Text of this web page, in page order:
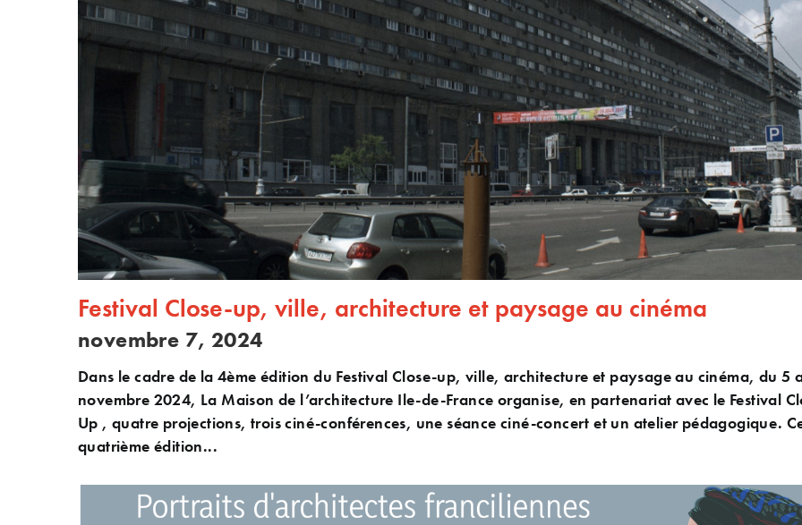
Festival Close-up, ville, architecture et paysage au cinéma
novembre 7, 2024
Dans le cadre de la 4ème édition du Festival Close-up, ville, architecture et paysage au cinéma, du 5
novembre 2024, La Maison de l’architecture Ile-de-France organise, en partenariat avec le Festival
Up , quatre projections, trois ciné-conférences, une séance ciné-concert et un atelier pédagogique.
quatrième édition...